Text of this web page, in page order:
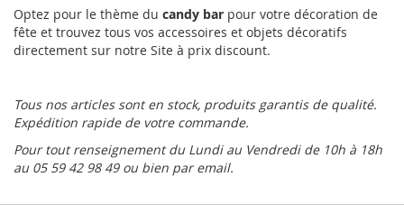
Optez pour le thème du candy bar pour votre décoration de
fête et trouvez tous vos accessoires et objets décoratifs
directement sur notre Site à prix discount.
Tous nos articles sont en stock, produits garantis de qualité.
Expédition rapide de votre commande.
Pour tout renseignement du Lundi au Vendredi de 10h à 18h
au 05 59 42 98 49 ou bien par email.